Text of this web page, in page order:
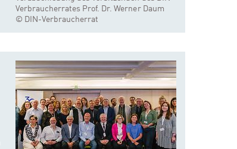
Verbraucherrates Prof. Dr. Werner Daum
© DIN-Verbraucherrat